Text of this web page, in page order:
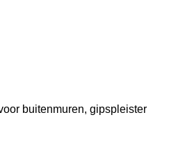
buitenmuren, gipspleister